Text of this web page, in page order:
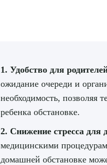
1. Удобство для
ожидание очереди и
необходимость, позволяя
ребенка обстановке.
2. Снижение стресса для
медицинскими
домашней обстановке